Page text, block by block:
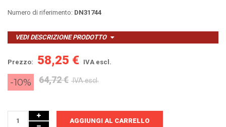
Numero di riferimento: DN31744
VEDI DESCRIZIONE PRODOTTO
Prezzo: 58,25 € IVA escl.
-10% 64,72 € IVA escl.
AGGIUNGI AL CARRELLO